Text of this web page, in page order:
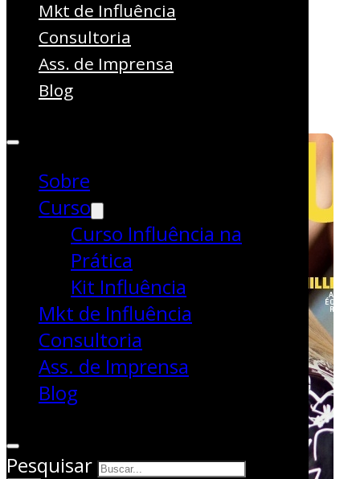
Mkt de Influência
Consultoria
Ass. de Imprensa
Blog
Sobre
Curso
Curso Influência na
Prática
Kit Influência
Mkt de Influência
Consultoria
Ass. de Imprensa
Blog
Pesquisar
bancas
Comportamento
Cultura